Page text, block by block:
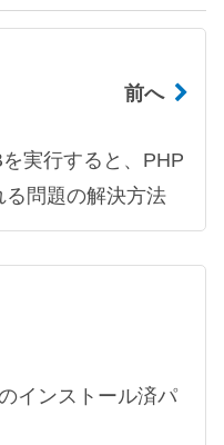
前へ
実行すると、PHP
問題の解決方法
インストール済パ